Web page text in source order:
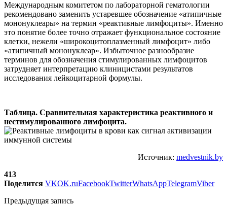
Международным комитетом по лабораторной гематологии
рекомендовано заменить устаревшее обозначение «атипичные
мононуклеары» на термин «реактивные лимфоциты». Именно
это понятие более точно отражает функциональное состояние
клетки, нежели «широкоцитоплазменный лимфоцит» либо
«атипичный мононуклеар». Избыточное разнообразие
терминов для обозначения стимулированных лимфоцитов
затрудняет интерпретацию клиницистами результатов
исследования лейкоцитарной формулы.
Таблица. Сравнительная характеристика реактивного и
нестимулированного лимфоцита.
Источник: medvestnik.by
413
Поделится VKOK.ruFacebookTwitterWhatsAppTelegramViber
Предыдущая запись